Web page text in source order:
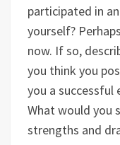
participated in
yourself?
now. If so,
you think you
you a successful
What would you
strengths and